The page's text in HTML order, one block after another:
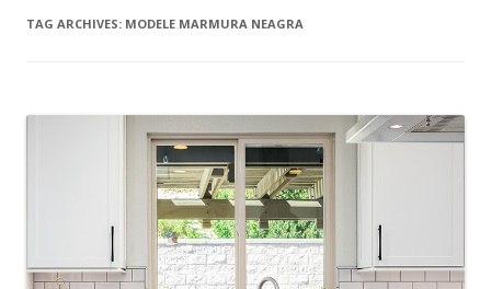
TAG ARCHIVES: MODELE MARMURA NEAGRA